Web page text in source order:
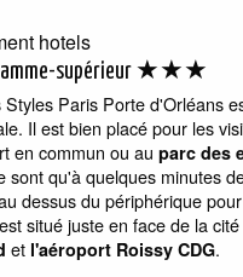
hotels
supérieur ★★★
Styles Paris Porte d'Orléans
Il est bien placé pour les
en commun ou au parc des
sont qu'à quelques minutes
dessus du périphérique
situé juste en face de la
et l'aéroport Roissy CDG.